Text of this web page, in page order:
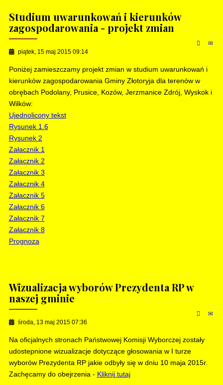
Studium uwarunkowań i kierunków
zagospodarowania - projekt zmian
piątek, 15 maj 2015 09:14
Poniżej zamieszczamy projekt zmian w studium uwarunkowań i
kierunków zagospodarowania Gminy Złotoryja dla terenów w
obrębach Podolany, Prusice, Kozów, Jerzmanice Zdrój, Wyskok i
Wilków:
Ujednolicony tekst
Rysunek 1.6
Rysunek 2
Załacznik 1
Załacznik 2
Załacznik 3
Załacznik 4
Załacznik 5
Załacznik 6
Załacznik 7
Załacznik 8
Prognoza
Wizualizacja wyborów Prezydenta RP w
naszej gminie
środa, 13 maj 2015 07:36
Na oficjalnych stronach Państwowej Komisji Wyborczej zostały
udostepnione wizualizacje dotyczące głosowania w I turze
wyborów Prezydenta RP jakie odbyły się w dniu 10 maja 2015r.
Zachęcamy do obejrzenia - Kliknij tutaj